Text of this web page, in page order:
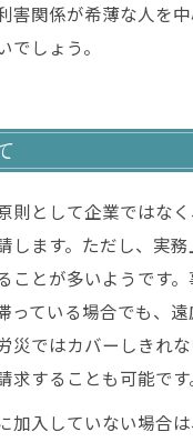
害関係が希薄な人を
でしょう。
則として企業ではな
します。ただし、実
ことが多いようです
っている場合でも、遠
災ではカバーしきれな
求することも可能です
加入していない場合